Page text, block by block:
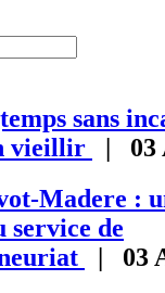
sans
vieillir
| 03
Madere :
service de
| 03